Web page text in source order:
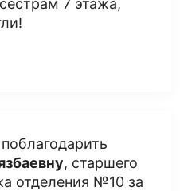
7 этажа,
, старшего
отделения №10 за